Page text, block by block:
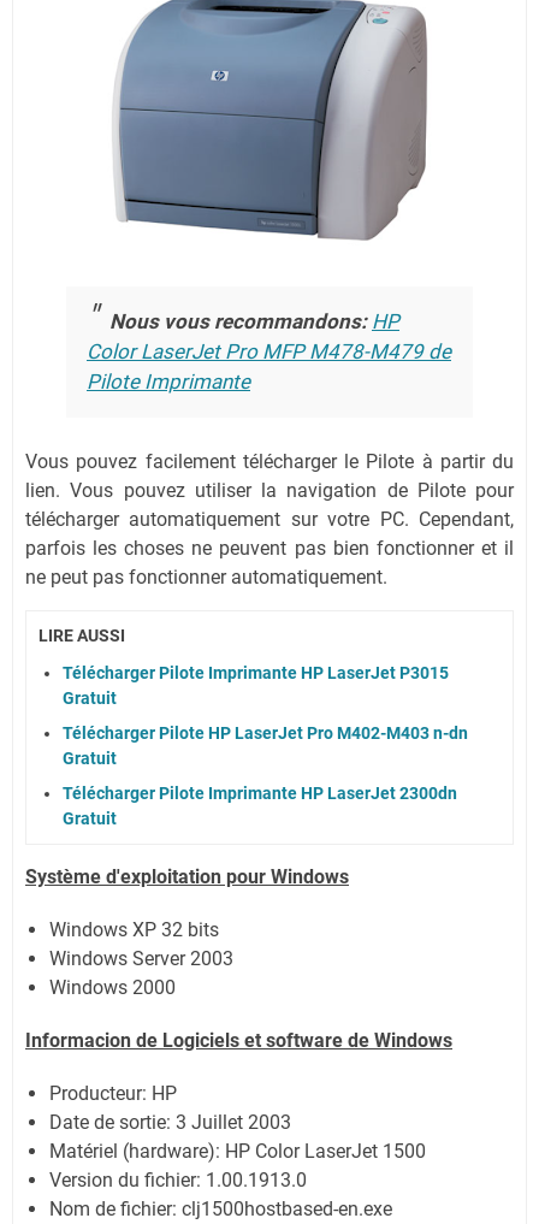
Nous vous recommandons: HP
Color LaserJet Pro MFP M478-M479 de
Pilote Imprimante
Vous pouvez facilement télécharger le Pilote à partir du
lien.Vous pouvez utiliser la navigation de Pilote pour
télécharger automatiquement sur votre PC. Cependant,
parfois les choses ne peuvent pas bien fonctionner et il
ne peut pas fonctionner automatiquement.
LIRE AUSSI
Télécharger Pilote Imprimante HP LaserJet P3015
Gratuit
Télécharger Pilote HP LaserJet Pro M402-M403 n-dn
Gratuit
Télécharger Pilote Imprimante HP LaserJet 2300dn
Gratuit
Système d'exploitation pour Windows
Windows XP 32 bits
Windows Server 2003
Windows 2000
Informacion de Logiciels et software de Windows
Producteur: HP
Date de sortie: 3 Juillet 2003
Matériel (hardware): HP Color LaserJet 1500
Version du fichier: 1.00.1913.0
Nom de fichier: clj1500hostbased-en.exe